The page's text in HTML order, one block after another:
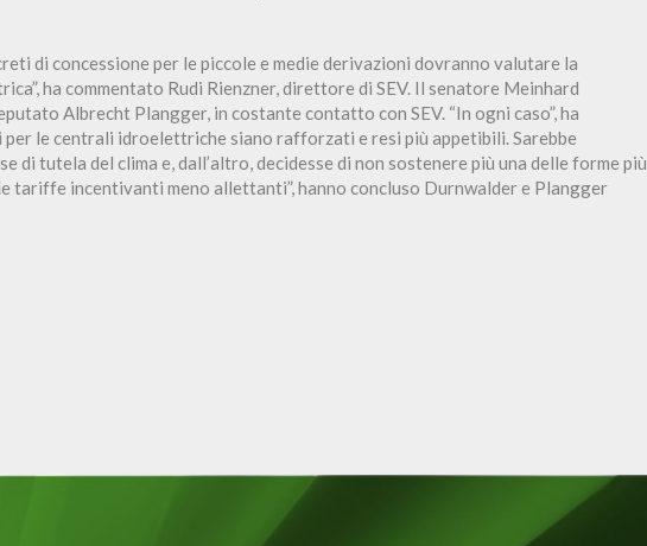
di concessione per le piccole e medie derivazioni dovranno valutare la
ha commentato Rudi Rienzner, direttore di SEV. Il senatore Meinhard
Albrecht Plangger, in costante contatto con SEV. “In ogni caso”, ha
le centrali idroelettriche siano rafforzati e resi più appetibili. Sarebbe
di tutela del clima e, dall’altro, decidesse di non sostenere più una delle forme più
tariffe incentivanti meno allettanti”, hanno concluso Durnwalder e Plangger